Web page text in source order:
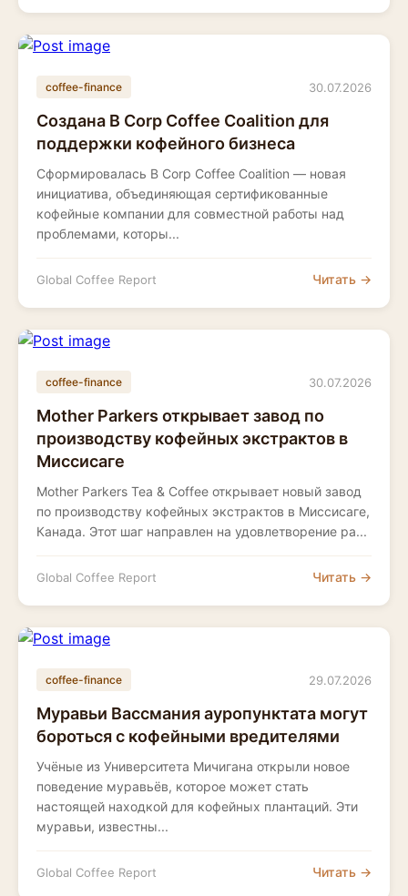
coffee-finance 30.07.2026
Создана B Corp Coffee Coalition для
поддержки кофейного бизнеса
Сформировалась B Corp Coffee Coalition — новая
инициатива, объединяющая сертификованные
кофейные компании для совместной работы над
проблемами, которы...
Global Coffee Report Читать →
coffee-finance 30.07.2026
Mother Parkers открывает завод по
производству кофейных экстрактов в
Миссисаге
Mother Parkers Tea & Coffee открывает новый завод
по производству кофейных экстрактов в Миссисаге,
Канада. Этот шаг направлен на удовлетворение ра...
Global Coffee Report Читать →
coffee-finance 29.07.2026
Муравьи Вассмания ауропунктата могут
бороться с кофейными вредителями
Учёные из Университета Мичигана открыли новое
поведение муравьёв, которое может стать
настоящей находкой для кофейных плантаций. Эти
муравьи, известны...
Global Coffee Report Читать →